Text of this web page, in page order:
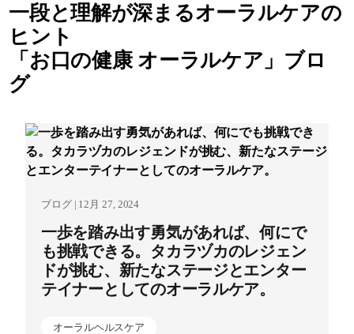
一段と理解が深まるオーラルケアの
ヒント
「お口の健康 オーラルケア」ブロ
グ
ブログ | 12月 27, 2024
一歩を踏み出す勇気があれば、何にで
も挑戦できる。タカラヅカのレジェン
ドが挑む、新たなステージとエンター
テイナーとしてのオーラルケア。
オーラルヘルスケア